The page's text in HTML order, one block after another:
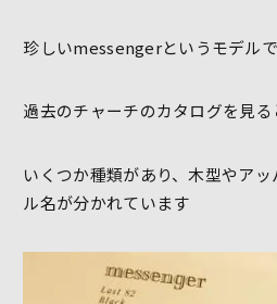
珍しいmessengerというモデル
過去のチャーチのカタログを見
いくつか種類があり、木型やア
ル名が分かれています